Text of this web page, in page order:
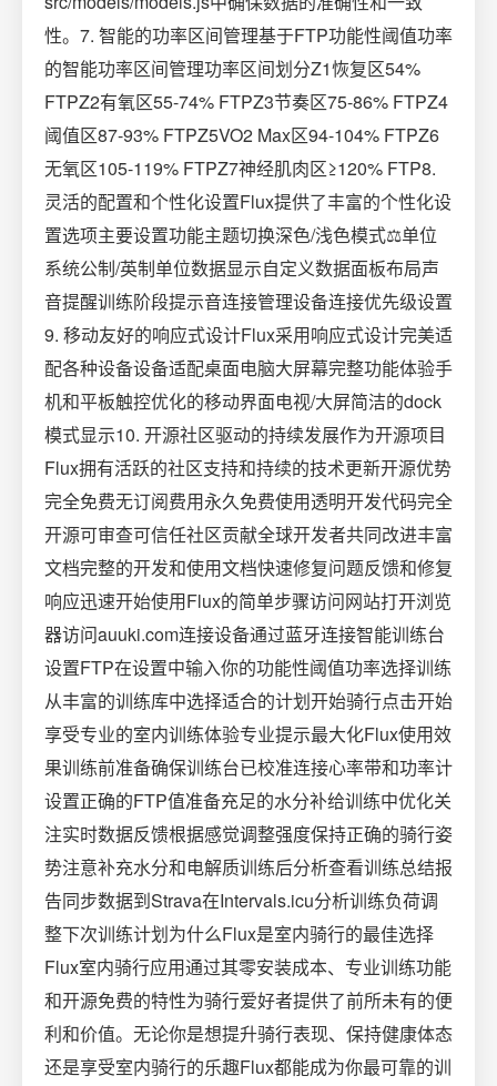
性。7. 智能的功率区间管理基于FTP功能性阈值功率
的智能功率区间管理功率区间划分Z1恢复区54%
FTPZ2有氧区55-74% FTPZ3节奏区75-86% FTPZ4
阈值区87-93% FTPZ5VO2 Max区94-104% FTPZ6
无氧区105-119% FTPZ7神经肌肉区≥120% FTP8.
灵活的配置和个性化设置Flux提供了丰富的个性化设
置选项主要设置功能主题切换深色/浅色模式⚖️单位
系统公制/英制单位数据显示自定义数据面板布局声
音提醒训练阶段提示音连接管理设备连接优先级设置
9. 移动友好的响应式设计Flux采用响应式设计完美适
配各种设备设备适配桌面电脑大屏幕完整功能体验手
机和平板触控优化的移动界面️电视/大屏简洁的dock
模式显示10. 开源社区驱动的持续发展作为开源项目
Flux拥有活跃的社区支持和持续的技术更新开源优势
完全免费无订阅费用永久免费使用️透明开发代码完全
开源可审查可信任社区贡献全球开发者共同改进丰富
文档完整的开发和使用文档快速修复问题反馈和修复
响应迅速开始使用Flux的简单步骤访问网站打开浏览
器访问auuki.com连接设备通过蓝牙连接智能训练台
设置FTP在设置中输入你的功能性阈值功率选择训练
从丰富的训练库中选择适合的计划开始骑行点击开始
享受专业的室内训练体验专业提示最大化Flux使用效
果训练前准备确保训练台已校准连接心率带和功率计
设置正确的FTP值准备充足的水分补给训练中优化关
注实时数据反馈根据感觉调整强度保持正确的骑行姿
势注意补充水分和电解质训练后分析查看训练总结报
告同步数据到Strava在Intervals.icu分析训练负荷调
整下次训练计划为什么Flux是室内骑行的最佳选择
Flux室内骑行应用通过其零安装成本、专业训练功能
和开源免费的特性为骑行爱好者提供了前所未有的便
利和价值。无论你是想提升骑行表现、保持健康体态
还是享受室内骑行的乐趣Flux都能成为你最可靠的训